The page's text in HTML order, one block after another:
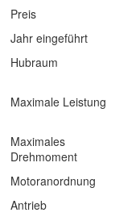
Preis
Jahr eingeführt
Hubraum
Maximale Leistung
Maximales
Drehmoment
Motoranordnung
Antrieb